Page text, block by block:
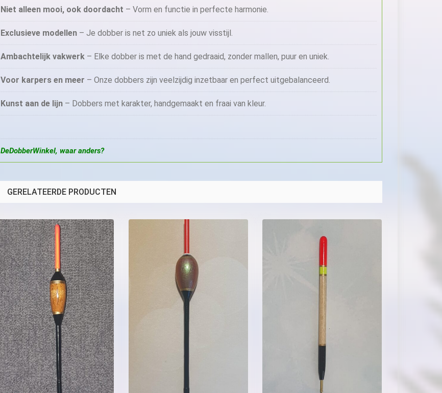
Niet alleen mooi, ook doordacht – Vorm en functie in perfecte harmonie.
Exclusieve modellen – Je dobber is net zo uniek als jouw visstijl.
Ambachtelijk vakwerk – Elke dobber is met de hand gedraaid, zonder mallen, puur en uniek.
Voor karpers en meer – Onze dobbers zijn veelzijdig inzetbaar en perfect uitgebalanceerd.
Kunst aan de lijn – Dobbers met karakter, handgemaakt en fraai van kleur.
DeDobberWinkel, waar anders?
GERELATEERDE PRODUCTEN